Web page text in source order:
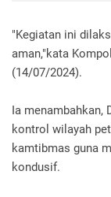
"Kegiatan ini
aman,"kata
(14/07/2024).
Ia menambahkan,
kontrol wilayah
kamtibmas guna
kondusif.